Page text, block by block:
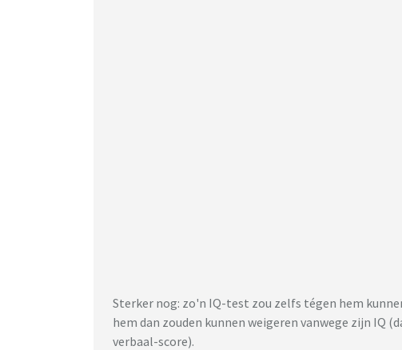
Sterker nog: zo'n IQ-test zou zelfs tégen hem
hem dan zouden kunnen weigeren vanwege zijn IQ
verbaal-score).